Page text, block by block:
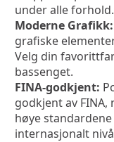
under alle forhold.
Moderne Grafikk:
grafiske
Velg din
bassenget.
FINA-godkjent:
godkjent av
høye
internasjonalt